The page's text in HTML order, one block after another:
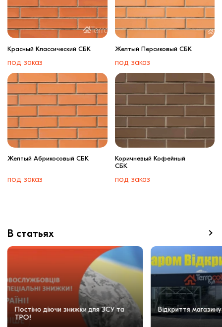
Красный Классический СБК
под заказ
Желтый Персиковый СБК
под заказ
Желтый Абрикосовый СБК
под заказ
Коричневый Кофейный
СБК
под заказ
В статьях
Постіно діючи знижки для ЗСУ та
ТРО!
Відкриття магазину